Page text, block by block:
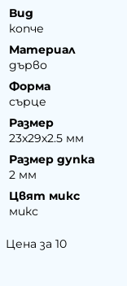
Вид
копче
Материал
дърво
Форма
сърце
Размер
23х29х2.5 мм
Размер дупка
2 мм
Цвят микс
микс
Цена за 10